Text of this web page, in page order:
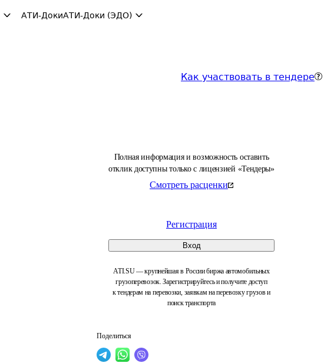
АТИ-ДокиАТИ-Доки (ЭДО)
Как участвовать в тендере
Полная информация и возможность оставить
отклик доступны только с лицензией «Тендеры»
Смотреть расценки
Регистрация
Вход
ATI.SU — крупнейшая в России биржа автомобильных
грузоперевозок. Зарегистрируйтесь и получите доступ
к тендерам на перевозки, заявкам на перевозку грузов и
поиск транспорта
Поделиться